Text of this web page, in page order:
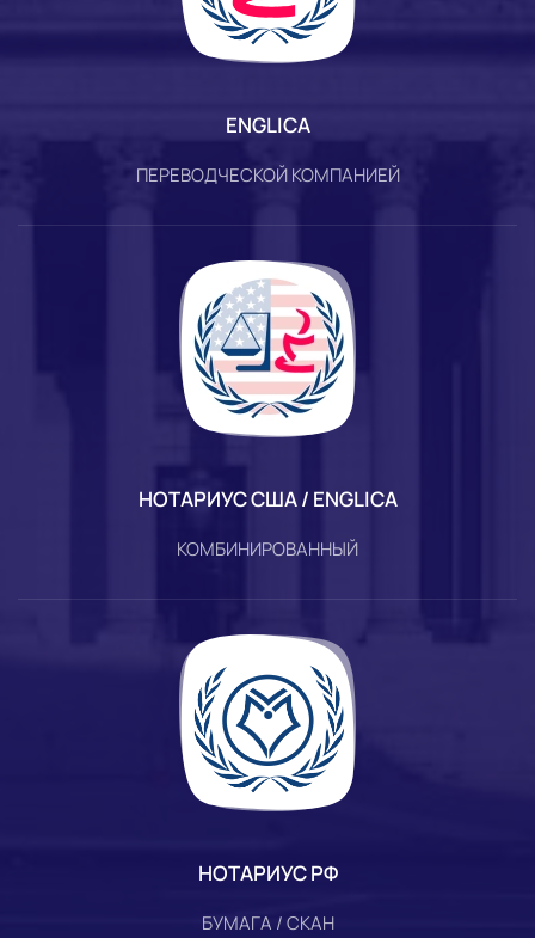
ENGLICA
ПЕРЕВОДЧЕСКОЙ КОМПАНИЕЙ
НОТАРИУС США / ENGLICA
КОМБИНИРОВАННЫЙ
НОТАРИУС РФ
БУМАГА / СКАН